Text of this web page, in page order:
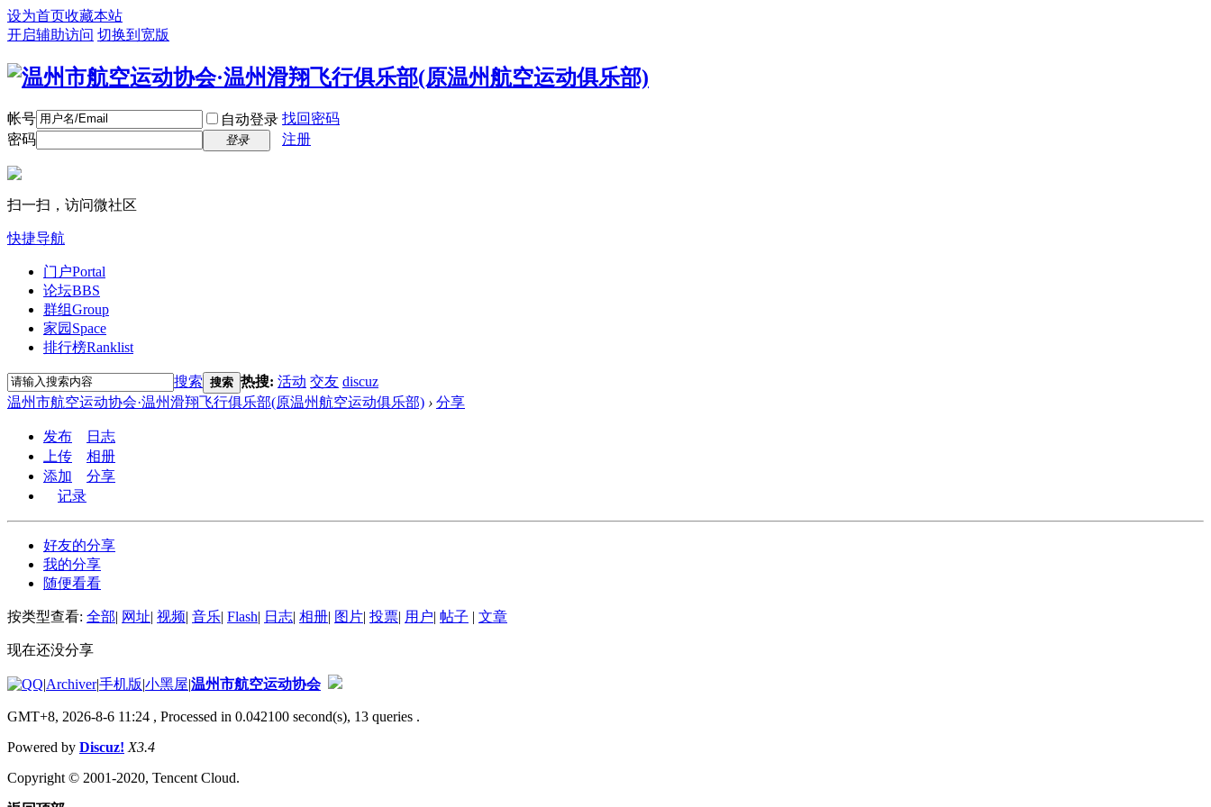
设为首页收藏本站
开启辅助访问 切换到宽版
帐号 自动登录 找回密码
密码
登录 注册
扫一扫，访问微社区
快捷导航
门户Portal
论坛BBS
群组Group
家园 Space
排行榜Ranklist
搜索 搜索 热搜: 活动 交友 discuz
温州市航空运动协会·温州滑翔飞行俱乐部(原温州航空运动俱乐部) › 分享
发布
日志
上传
相册
添加
分享
记录
好友的分享
我的分享
随便看看
按类型查看: 全部| 网址| 视频| 音乐| Flash| 日志| 相册| 图片| 投票| 用户| 帖子 | 文章
现在还没分享
|Archiver|手机版|小黑屋|温州市航空运动协会
GMT+8, 2026-8-6 11:24 , Processed in 0.042100 second(s), 13 queries .
Powered by Discuz! X3.4
Copyright © 2001-2020, Tencent Cloud.